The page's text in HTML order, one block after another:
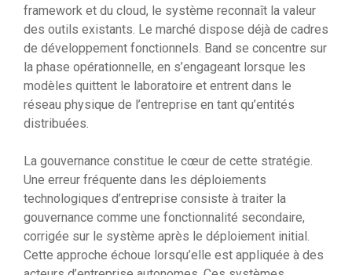
framework et du cloud, le système reconnaît la valeur
des outils existants. Le marché dispose déjà de cadres
de développement fonctionnels. Band se concentre sur
la phase opérationnelle, en s’engageant lorsque les
modèles quittent le laboratoire et entrent dans le
réseau physique de l’entreprise en tant qu’entités
distribuées.
La gouvernance constitue le cœur de cette stratégie.
Une erreur fréquente dans les déploiements
technologiques d’entreprise consiste à traiter la
gouvernance comme une fonctionnalité secondaire,
corrigée sur le système après le déploiement initial.
Cette approche échoue lorsqu’elle est appliquée à des